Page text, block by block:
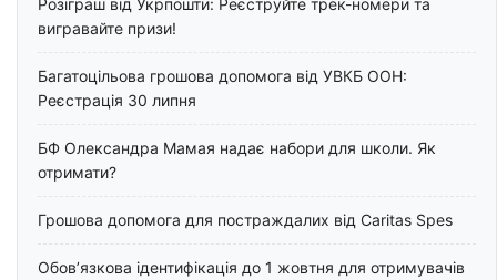
Розіграш від Укрпошти: Реєструйте трек-номери та
вигравайте призи!
Багатоцільова грошова допомога від УВКБ ООН:
Реєстрація 30 липня
БФ Олександра Мамая надає набори для школи. Як
отримати?
Грошова допомога для постраждалих від Caritas Spes
Обов’язкова ідентифікація до 1 жовтня для отримувачів